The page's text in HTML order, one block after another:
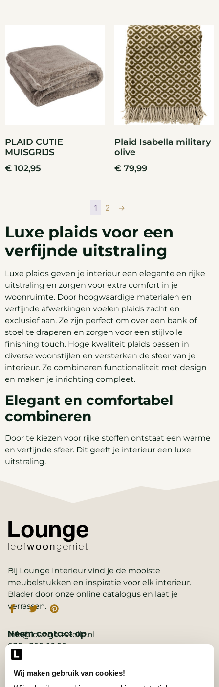
Wij maken gebruik van cookies!
PLAID CUTIE
MUISGRIJS
€ 102,95
Plaid Isabella military
olive
€ 79,99
1 2 →
Luxe plaids voor een
verfijnde uitstraling
Luxe plaids geven je interieur een elegante en rijke
uitstraling en zorgen voor extra comfort in je
woonruimte. Door hoogwaardige materialen en
verfijnde afwerkingen voelen plaids zacht en
exclusief aan. Ze zijn perfect om over een bank of
stoel te draperen en zorgen voor een stijlvolle
finishing touch. Hoge kwaliteit plaids passen in
diverse woonstijlen en versterken de sfeer van je
interieur. Ze combineren functionaliteit met design
en maken je inrichting compleet.
Elegant en comfortabel
combineren
Door te kiezen voor rijke stoffen ontstaat een warme
en verfijnde sfeer. Dit geeft je interieur een luxe
uitstraling.
Bij Lounge Interieur vind je de mooiste
meubelstukken en inspiratie voor elk interieur.
Blader door onze online catalogus en laat je
verrassen.
Belangrijke links
2D ontwerp
Neem contact op
info@lounge-zwolle.nl
038 - 302 02 20
Anthony Fokkerstraat 3, 8013 NS Zwolle